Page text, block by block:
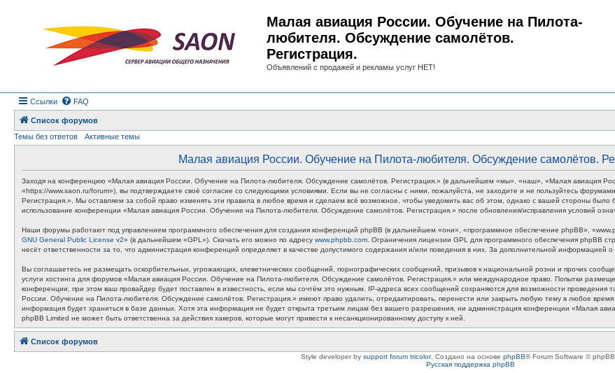
Малая авиация России. Обучение на Пилота-
любителя. Обсуждение самолётов.
Регистрация.
Объявлений с продажей и рекламы услуг НЕТ!
Ссылки FAQ
Список форумов
Темы без ответов
Активные темы
Малая авиация России. Обучение на Пилота-любителя. Обсуждение самолётов.
Заходя на конференцию «Малая авиация России. Обучение на Пилота-любителя. Обсуждение самолётов. Регистрация.» (в дальнейшем «мы», «наш», «Малая авиация
«https://www.saon.ru/forum»), вы подтверждаете своё согласие со следующими условиями. Если вы не согласны с ними, пожалуйста, не заходите и не пользуйтесь
Регистрация.». Мы оставляем за собой право изменять эти правила в любое время и сделаем всё возможное, чтобы уведомить вас об этом, однако с вашей стороны было
использование конференции «Малая авиация России. Обучение на Пилота-любителя. Обсуждение самолётов. Регистрация.» после обновления/исправления условий
Наши форумы работают под управлением программного обеспечения для создания конференций phpBB (в дальнейшем «они», «программное обеспечение phpBB»,
GNU General Public License v2» (в дальнейшем «GPL»). Скачать его можно по адресу www.phpbb.com . Ограничения лицензии GPL для программного обеспечения phpBB
несёт ответственности за то, что администрация конференций определяет в качестве допустимого содержания и/или поведения в них. За дополнительной информацией
Вы соглашаетесь не размещать оскорбительных, угрожающих, клеветнических сообщений, порнографических сообщений, призывов к национальной розни и прочих
услуги хостинга для форумов «Малая авиация России. Обучение на Пилота-любителя. Обсуждение самолётов. Регистрация.» или международное право. Попытки
конференции, при этом ваш провайдер будет поставлен в известность, если мы сочтём это нужным. IP-адреса всех сообщений сохраняются для возможности
России. Обучение на Пилота-любителя. Обсуждение самолётов. Регистрация.» имеют право удалить, отредактировать, перенести или закрыть любую тему в любое
информация будет храниться в базе данных. Хотя эта информация не будет открыта третьим лицам без вашего разрешения, ни администрация конференции «Малая
phpBB Limited не может быть ответственна за действия хакеров, которые могут привести к несанкционированному доступу к ней.
Список форумов
Style developer by support forum tricolor, Создано на основе phpBB® Forum Software ©
Русская поддержка phpBB